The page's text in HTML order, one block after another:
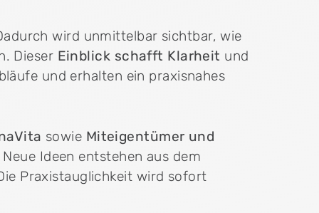
Cenplex Website
Deine professionelle Praxiswebsite – modern,
wird unmittelbar sichtbar, wie
Dieser Einblick schafft Klarheit und
und erhalten ein praxisnahes
sowie Miteigentümer und
Ideen entstehen aus dem
Praxistauglichkeit wird sofort